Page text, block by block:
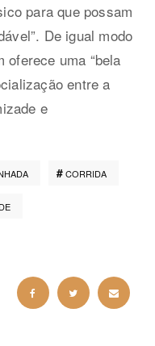
para que possam
De igual modo
oferece uma “bela
entre a
e
CORRIDA